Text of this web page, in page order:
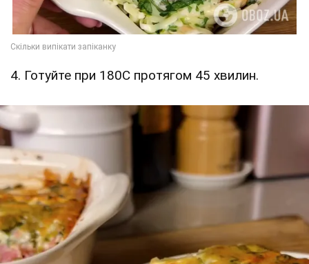
4. Готуйте при 180C протягом 45 хвилин.